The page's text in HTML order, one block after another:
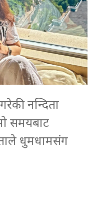
नन्दिता
समयबाट
धुमधामसंग